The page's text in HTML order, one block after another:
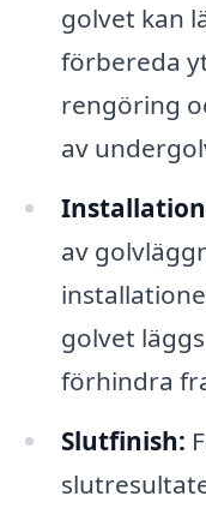
golvet kan
förbereda
rengöring
av
av
golvet
förhindra
Slutfinish: